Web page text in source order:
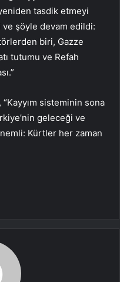
tasdik etmeyi
şöyle devam edildi:
biri, Gazze
tutumu ve Refah
sisteminin sona
geleceği ve
Kürtler her zaman